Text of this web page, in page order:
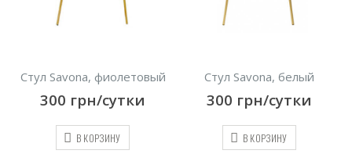
Стул Savona, фиолетовый
300 грн/сутки
В КОРЗИНУ
Стул Savona, белый
300 грн/сутки
В КОРЗИНУ